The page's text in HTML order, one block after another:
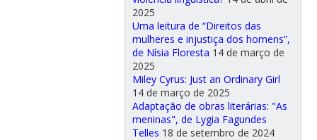
2025
Uma leitura de “Direitos das
mulheres e injustiça dos homens”,
de Nísia Floresta 14 de março de
2025
Miley Cyrus: Just an Ordinary Girl
14 de março de 2025
Adaptação de obras literárias: "As
meninas", de Lygia Fagundes
Telles 18 de setembro de 2024